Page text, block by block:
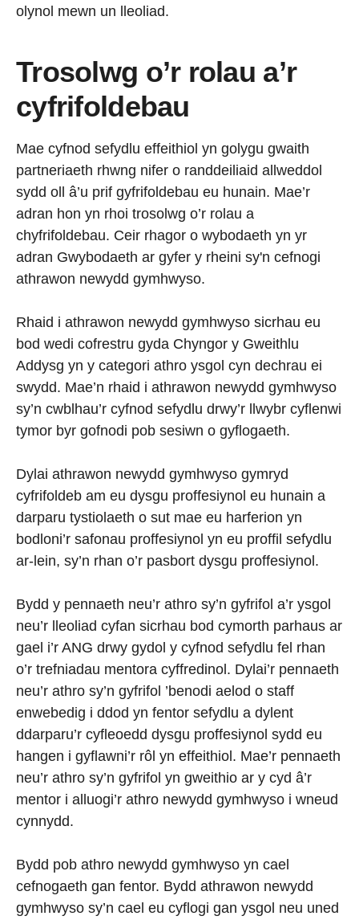
olynol mewn un lleoliad.
Trosolwg o’r rolau a’r
cyfrifoldebau
Mae cyfnod sefydlu effeithiol yn golygu gwaith
partneriaeth rhwng nifer o randdeiliaid allweddol
sydd oll â’u prif gyfrifoldebau eu hunain. Mae’r
adran hon yn rhoi trosolwg o’r rolau a
chyfrifoldebau. Ceir rhagor o wybodaeth yn yr
adran Gwybodaeth ar gyfer y rheini sy'n cefnogi
athrawon newydd gymhwyso.
Rhaid i athrawon newydd gymhwyso sicrhau eu
bod wedi cofrestru gyda Chyngor y Gweithlu
Addysg yn y categori athro ysgol cyn dechrau ei
swydd. Mae’n rhaid i athrawon newydd gymhwyso
sy’n cwblhau’r cyfnod sefydlu drwy’r llwybr cyflenwi
tymor byr gofnodi pob sesiwn o gyflogaeth.
Dylai athrawon newydd gymhwyso gymryd
cyfrifoldeb am eu dysgu proffesiynol eu hunain a
darparu tystiolaeth o sut mae eu harferion yn
bodloni’r safonau proffesiynol yn eu proffil sefydlu
ar-lein, sy’n rhan o’r pasbort dysgu proffesiynol.
Bydd y pennaeth neu’r athro sy’n gyfrifol a’r ysgol
neu’r lleoliad cyfan sicrhau bod cymorth parhaus ar
gael i’r ANG drwy gydol y cyfnod sefydlu fel rhan
o’r trefniadau mentora cyffredinol. Dylai’r pennaeth
neu’r athro sy’n gyfrifol ’benodi aelod o staff
enwebedig i ddod yn fentor sefydlu a dylent
ddarparu’r cyfleoedd dysgu proffesiynol sydd eu
hangen i gyflawni’r rôl yn effeithiol. Mae’r pennaeth
neu’r athro sy’n gyfrifol yn gweithio ar y cyd â’r
mentor i alluogi’r athro newydd gymhwyso i wneud
cynnydd.
Bydd pob athro newydd gymhwyso yn cael
cefnogaeth gan fentor. Bydd athrawon newydd
gymhwyso sy’n cael eu cyflogi gan ysgol neu uned